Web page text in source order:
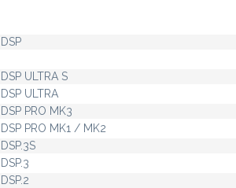
DSP
DSP ULTRA S
DSP ULTRA
DSP PRO MK3
DSP PRO MK1 / MK2
DSP.3S
DSP.3
DSP.2